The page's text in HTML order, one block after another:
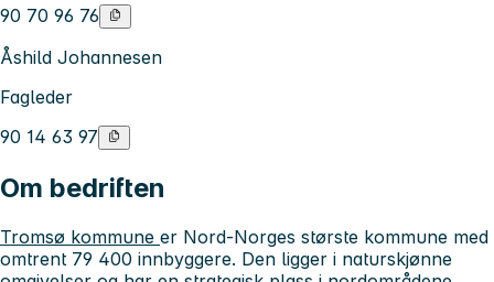
90 70 96 76
Åshild Johannesen
Fagleder
90 14 63 97
Om bedriften
Tromsø kommune er Nord-Norges største kommune med
omtrent 79 400 innbyggere. Den ligger i naturskjønne